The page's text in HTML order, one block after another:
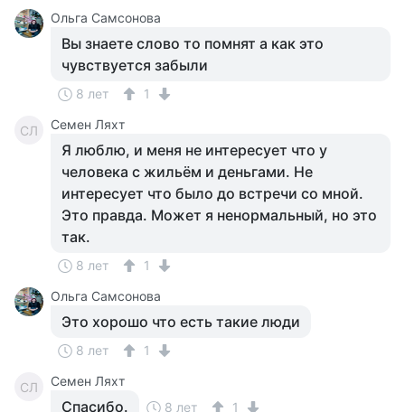
Ольга Самсонова
Вы знаете слово то помнят а как это
чувствуется забыли
8 лет 1
СЛ Семен Ляхт
Я люблю, и меня не интересует что у
человека с жильём и деньгами. Не
интересует что было до встречи со мной.
Это правда. Может я ненормальный, но это
так.
8 лет
1
Ольга Самсонова
Это хорошо что есть такие люди
8 лет 1
СЛ Семен Ляхт
Спасибо. 8 лет 1